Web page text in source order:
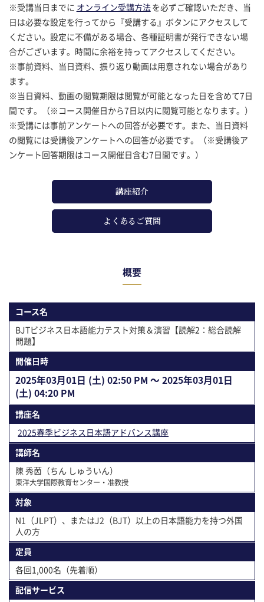
※受講当日までに オンライン受講方法を必ずご確認いただき、当
日は必要な設定を行ってから『受講する』ボタンにアクセスして
ください。設定に不備がある場合、各種証明書が発行できない場
合がございます。時間に余裕を持ってアクセスしてください。
※事前資料、当日資料、振り返り動画は用意されない場合があり
ます。
※当日資料、動画の閲覧期限は閲覧が可能となった日を含めて7日
間です。（※コース開催日から7日以内に閲覧可能となります。）
※受講には事前アンケートへの回答が必要です。また、当日資料
の閲覧には受講後アンケートへの回答が必要です。（※受講後ア
ンケート回答期限はコース開催日含む7日間です。）
講座紹介
よくあるご質問
概要
コース名
BJTビジネス日本語能力テスト対策＆演習【読解2：総合読解
問題】
開催⽇時
2025年03⽉01⽇ (土) 02:50 PM 〜 2025年03⽉01⽇
(土) 04:20 PM
講座名
2025春季ビジネス日本語アドバンス講座
講師名
陳 秀茵（ちん しゅういん）
東洋大学国際教育センター・准教授
対象
N1（JLPT）、またはJ2（BJT）以上の日本語能力を持つ外国
人の方
定員
各回1,000名（先着順）
配信サービス